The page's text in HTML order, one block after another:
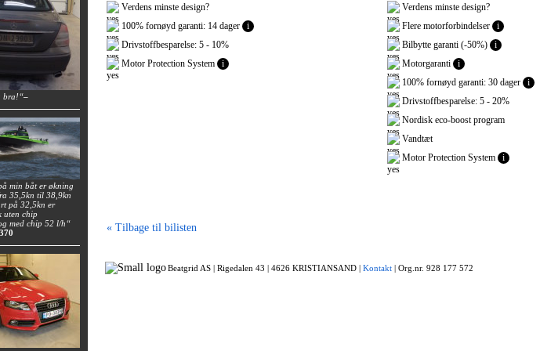
bra!“–
min båt er økning
35,5kn til 38,9kn
på 32,5kn er
uten chip
med chip 52 l/h“
Verdens minste design?
100% fornøyd garanti: 14 dager
i
Drivstoffbesparelse: 5 - 10%
Motor Protection System
i
Verdens minste design?
Flere motorforbindelser
i
Bilbytte garanti (-50%)
i
Motorgaranti
i
100% fornøyd garanti: 30 dager
i
Drivstoffbesparelse: 5 - 20%
Nordisk eco-boost program
Vandtæt
Motor Protection System
i
« Tilbage til bilisten
Beatgrid AS | Rigedalen 43 | 4626 KRISTIANSAND | Kontakt | Org.nr. 928 177 572